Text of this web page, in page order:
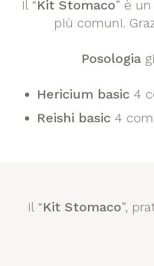
Il “Kit Stomaco” è
più comuni.
Posologia
Hericium basic 4
Reishi basic 4
Il “Kit Stomaco”,